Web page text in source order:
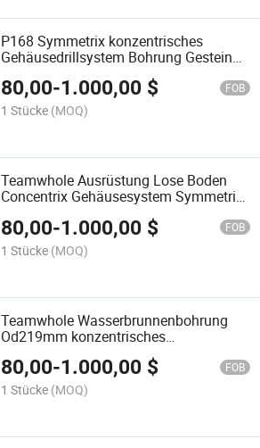
P168 Symmetrix konzentrisches
Gehäusedrillsystem Bohrung Gestein
80,00-1.000,00 $ FOB
1 Stücke (MOQ)
Teamwhole Ausrüstung Lose Boden
Concentrix Gehäusesystem Symmetrix
80,00-1.000,00 $ FOB
1 Stücke (MOQ)
Teamwhole Wasserbrunnenbohrung
Od219mm konzentrisches
80,00-1.000,00 $ FOB
1 Stücke (MOQ)